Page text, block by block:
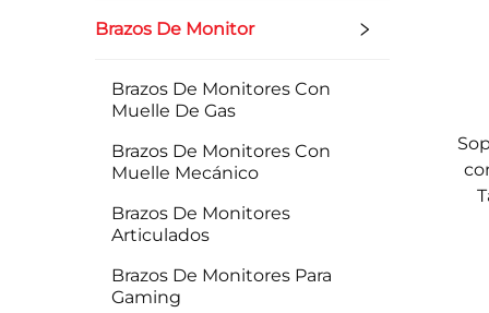
Brazos De Monitor
Brazos De Monitores Con
Muelle De Gas
Brazos De Monitores Con
Muelle Mecánico
Brazos De Monitores
Articulados
Brazos De Monitores Para
Gaming